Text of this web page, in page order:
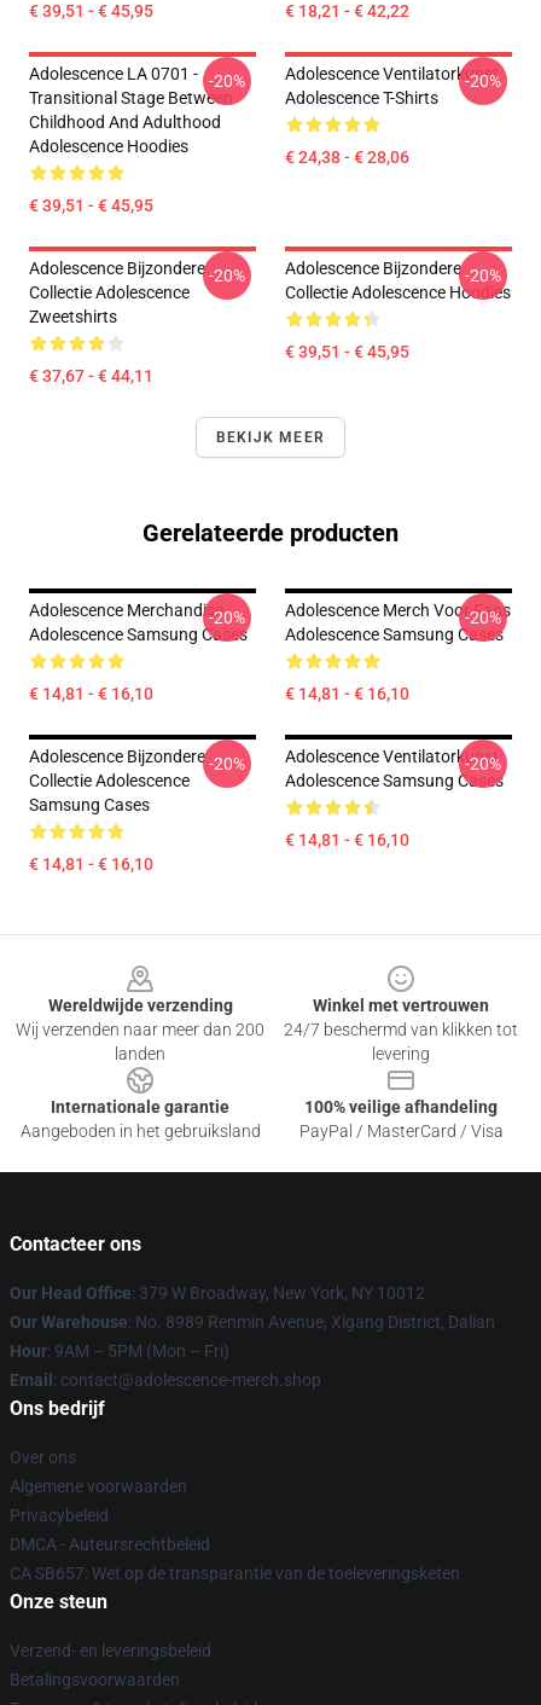
€ 39,51 - € 45,95 € 18,21 - € 42,22
Adolescence LA 0701 -
Transitional Stage Between
Childhood And Adulthood
Adolescence Hoodies
€ 39,51 - € 45,95
-20%
Adolescence Ventilatorkunst
Adolescence T-Shirts
€ 24,38 - € 28,06
-20%
Adolescence Bijzondere
Collectie Adolescence
Zweetshirts
€ 37,67 - € 44,11
-20%
Adolescence Bijzondere
Collectie Adolescence Hoodies
€ 39,51 - € 45,95
-20%
BEKIJK MEER
Gerelateerde producten
Adolescence Merchandise
Adolescence Samsung Cases
€ 14,81 - € 16,10
-20%
Adolescence Merch Voor Fans
Adolescence Samsung Cases
€ 14,81 - € 16,10
-20%
Adolescence Bijzondere
Collectie Adolescence
Samsung Cases
€ 14,81 - € 16,10
-20%
Adolescence Ventilatorkunst
Adolescence Samsung Cases
€ 14,81 - € 16,10
-20%
Wereldwijde verzending
Wij verzenden naar meer dan 200
landen
Winkel met vertrouwen
24/7 beschermd van klikken tot
levering
Internationale garantie
Aangeboden in het gebruiksland
100% veilige afhandeling
PayPal / MasterCard / Visa
Contacteer ons
Our Head Office: 379 W Broadway, New York, NY 10012
Our Warehouse: No. 8989 Renmin Avenue, Xigang District, Dalian
Hour: 9AM – 5PM (Mon – Fri)
Email : contact@adolescence-merch.shop
Ons bedrijf
Over ons
Algemene voorwaarden
Privacybeleid
DMCA - Auteursrechtbeleid
CA SB657: Wet op de transparantie van de toeleveringsketen
Onze steun
Verzend- en leveringsbeleid
Betalingsvoorwaarden